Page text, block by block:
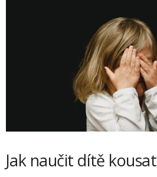
Jak naučit dítě kousat